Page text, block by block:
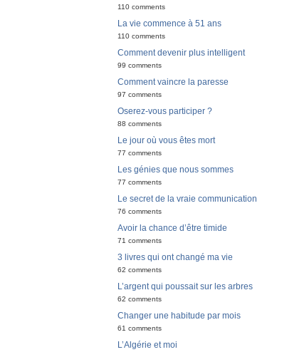
110 comments
La vie commence à 51 ans
110 comments
Comment devenir plus intelligent
99 comments
Comment vaincre la paresse
97 comments
Oserez-vous participer ?
88 comments
Le jour où vous êtes mort
77 comments
Les génies que nous sommes
77 comments
Le secret de la vraie communication
76 comments
Avoir la chance d’être timide
71 comments
3 livres qui ont changé ma vie
62 comments
L’argent qui poussait sur les arbres
62 comments
Changer une habitude par mois
61 comments
L’Algérie et moi